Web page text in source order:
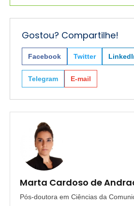
Gostou? Compartilhe!
Facebook Twitter
Telegram E-mail
Marta Cardoso de
Pós-doutora em Ciências da